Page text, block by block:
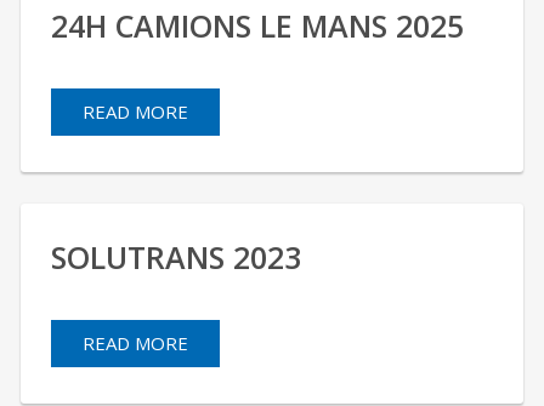
24H CAMIONS LE MANS 2025
READ MORE
SOLUTRANS 2023
READ MORE